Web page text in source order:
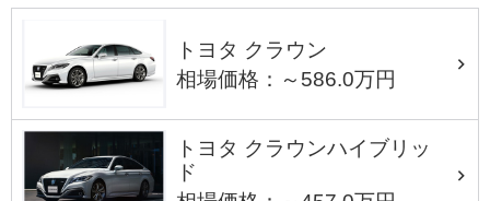
トヨタ クラウン
相場価格：～586.0万円
トヨタ クラウンハイブリッ
ド